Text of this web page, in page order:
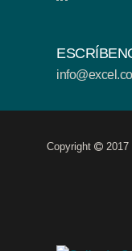
Copyright 2017